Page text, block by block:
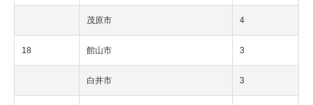
茂原市 4
18 館山市 3
白井市 3